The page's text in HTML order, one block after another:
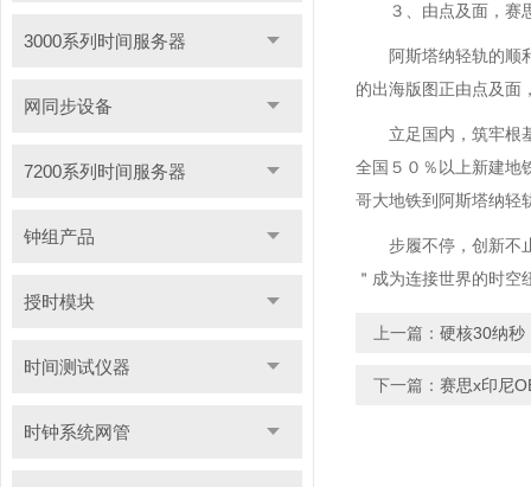
3000系列时间服务器
网同步设备
7200系列时间服务器
钟组产品
授时模块
时间测试仪器
时钟系统网管
３、由点及面，赛
阿斯塔纳轻轨的顺
的出海版图正由点及面
立足国内，筑牢根
全国５０％以上新建地
哥大地铁到阿斯塔纳轻
步履不停，创新不
＂成为连接世界的时
上一篇： 硬核30纳秒
下一篇： 赛思x印尼